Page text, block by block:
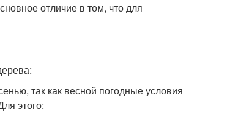
отличие в том, что для
так как весной погодные условия
этого: